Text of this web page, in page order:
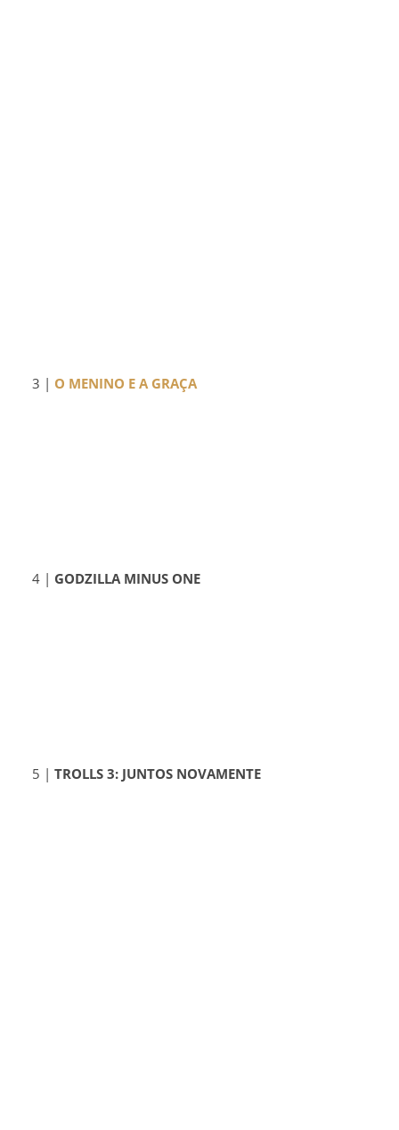
3 | O MENINO E A GRAÇA
4 | GODZILLA MINUS ONE
5 | TROLLS 3: JUNTOS NOVAMENTE